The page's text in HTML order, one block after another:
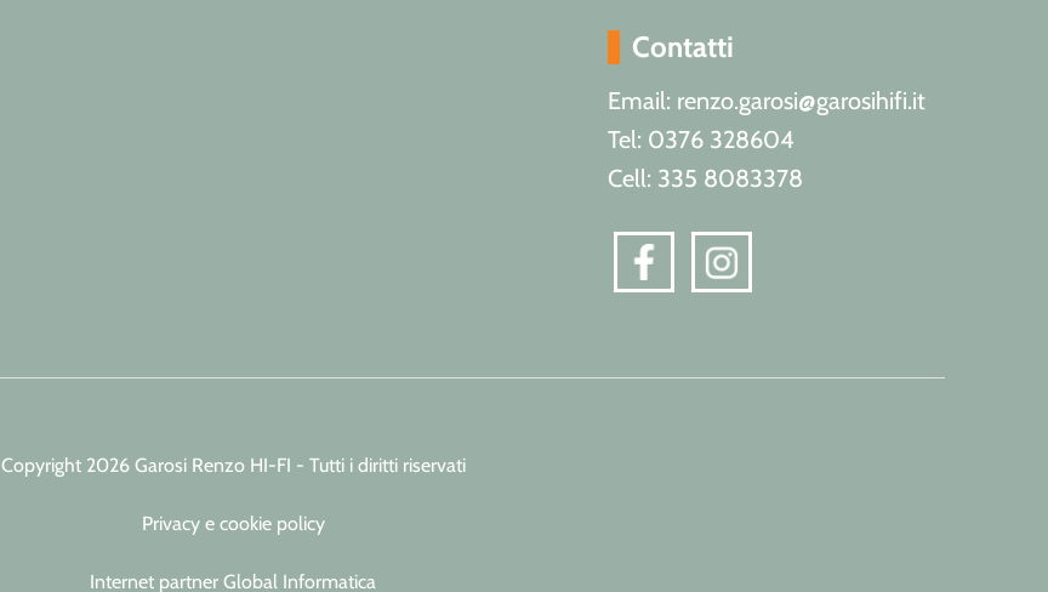
Contatti
Email: renzo.garosi@garosihifi.it
Tel: 0376 328604
Cell: 335 8083378
Copyright 2026 Garosi Renzo HI-FI - Tutti i diritti riservati
Privacy e cookie policy
Internet partner Global Informatica